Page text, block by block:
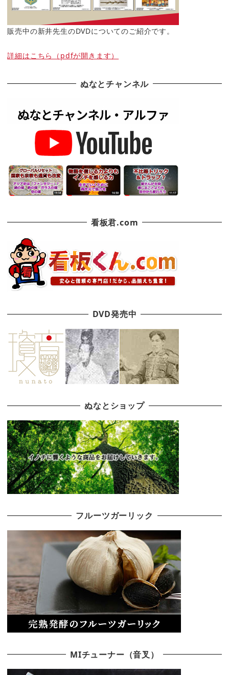
販売中の新井先生のDVDについてのご紹介です。
詳細はこちら（pdfが開きます）
ぬなとチャンネル
看板君.com
DVD発売中
ぬなとショップ
フルーツガーリック
MIチューナー（音叉）